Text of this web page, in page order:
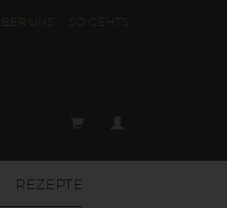
REZEPTE